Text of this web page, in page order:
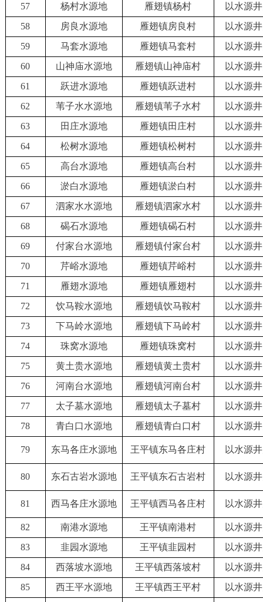
57
杨村水源地 雁翅镇杨村
以水源
58
房良水源地 雁翅镇房良村
以水源
59
马套水源地 雁翅镇马套村
以水源
60
山神庙水源地 雁翅镇山神庙村
以水源
61
跃进水源地 雁翅镇跃进村
以水源
62
苇子水水源地 雁翅镇苇子水村
以水源
63
田庄水源地 雁翅镇田庄村
以水源
64
松树水源地 雁翅镇松树村
以水源
65
高台水源地 雁翅镇高台村
以水源
66
淤白水源地 雁翅镇淤白村
以水源
67
泗家水水源地 雁翅镇泗家水村
以水源
68
碣石水源地 雁翅镇碣石村
以水源
69
付家台水源地 雁翅镇付家台村
以水源
70
芹峪水源地 雁翅镇芹峪村
以水源
71
雁翅水源地 雁翅镇雁翅村
以水源
72
饮马鞍水源地 雁翅镇饮马鞍村
以水源
73
下马岭水源地 雁翅镇下马岭村
以水源
74
珠窝水源地 雁翅镇珠窝村
以水源
75
黄土贵水源地 雁翅镇黄土贵村
以水源
76
河南台水源地 雁翅镇河南台村
以水源
77
太子墓水源地 雁翅镇太子墓村
以水源
78
青白口水源地 雁翅镇青白口村 以水源
79 东马各庄水源地 王平镇东马各庄村 以水源
80 东石古岩水源地 王平镇东石古岩村 以水源
81 西马各庄水源地 王平镇西马各庄村 以水源
82 南港水源地 王平镇南港村
以水源
83
韭园水源地 王平镇韭园村
以水源
84
西落坡水源地 王平镇西落坡村
以水源
85
西王平水源地 王平镇西王平村
以水源